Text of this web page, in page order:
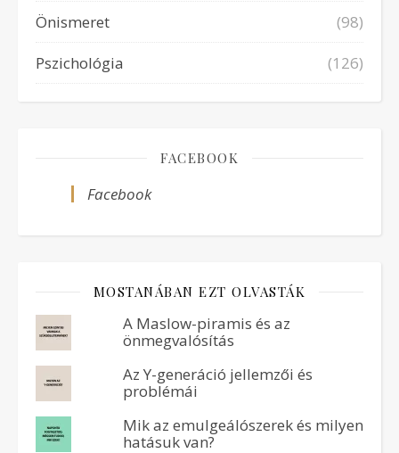
Önismeret
(98)
Pszichológia
(126)
FACEBOOK
Facebook
MOSTANÁBAN EZT OLVASTÁK
A Maslow-piramis és az
önmegvalósítás
Az Y-generáció jellemzői és
problémái
Mik az emulgeálószerek és milyen
hatásuk van?